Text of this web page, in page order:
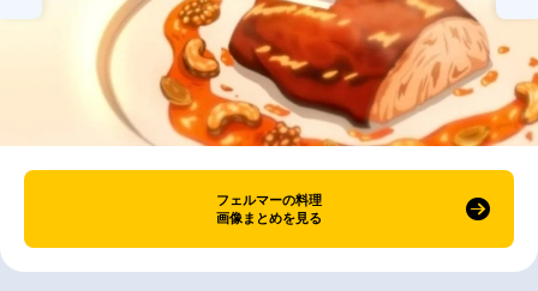
フェルマーの料理
画像まとめを見る